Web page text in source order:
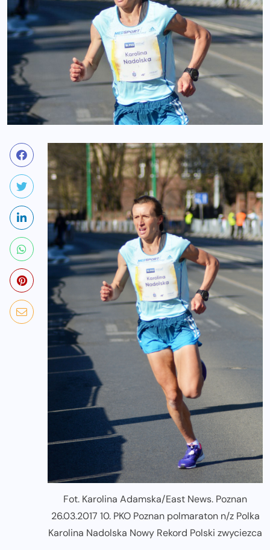
Fot. Karolina Adamska/East News. Poznan
26.03.2017 10. PKO Poznan polmaraton n/z Polka
Karolina Nadolska Nowy Rekord Polski zwyciezca